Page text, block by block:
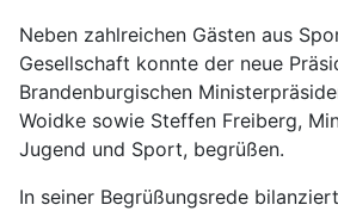
Neben zahlreichen Gästen aus
Gesellschaft konnte der neue
Brandenburgischen
Woidke sowie Steffen Freiberg,
Jugend und Sport, begrüßen.
In seiner Begrüßungsrede